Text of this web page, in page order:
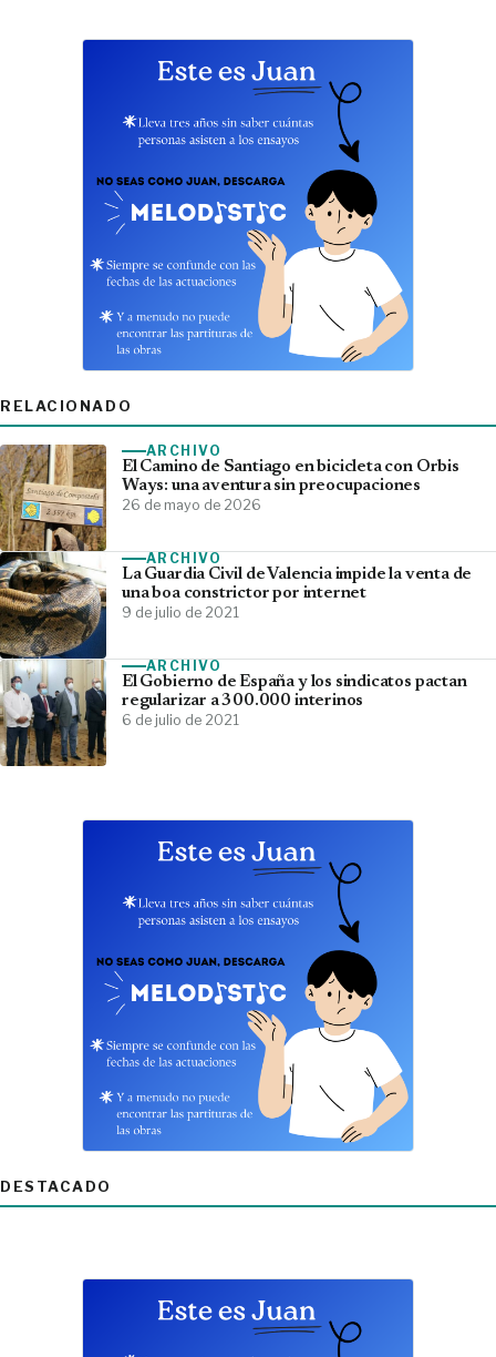
RELACIONADO
ARCHIVO
El Camino de Santiago en bicicleta con Orbis
Ways: una aventura sin preocupaciones
26 de mayo de 2026
ARCHIVO
La Guardia Civil de Valencia impide la venta de
una boa constrictor por internet
9 de julio de 2021
ARCHIVO
El Gobierno de España y los sindicatos pactan
regularizar a 300.000 interinos
6 de julio de 2021
DESTACADO